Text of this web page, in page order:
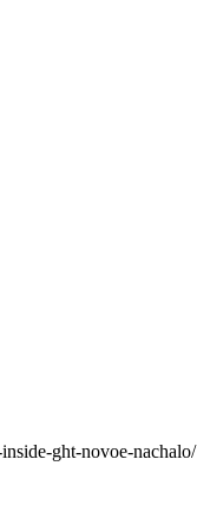
ght-novoe-nachalo/